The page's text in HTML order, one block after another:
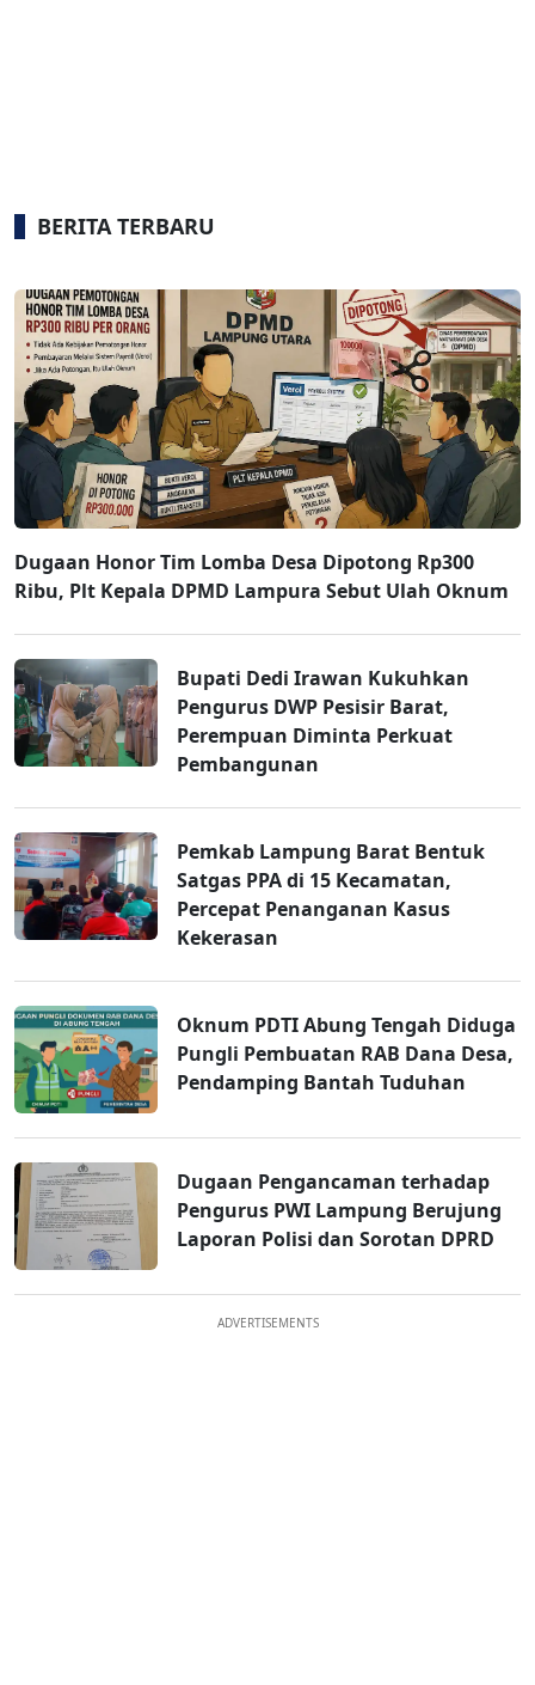
BERITA TERBARU
Dugaan Honor Tim Lomba Desa Dipotong Rp300
Ribu, Plt Kepala DPMD Lampura Sebut Ulah Oknum
Bupati Dedi Irawan Kukuhkan
Pengurus DWP Pesisir Barat,
Perempuan Diminta Perkuat
Pembangunan
Pemkab Lampung Barat Bentuk
Satgas PPA di 15 Kecamatan,
Percepat Penanganan Kasus
Kekerasan
Oknum PDTI Abung Tengah Diduga
Pungli Pembuatan RAB Dana Desa,
Pendamping Bantah Tuduhan
Dugaan Pengancaman terhadap
Pengurus PWI Lampung Berujung
Laporan Polisi dan Sorotan DPRD
ADVERTISEMENTS